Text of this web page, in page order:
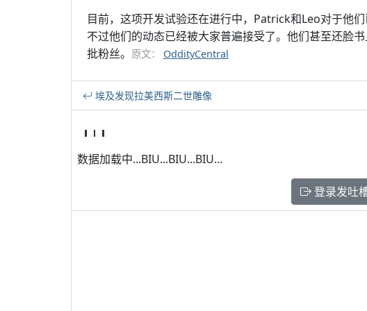
目前，这项开发试验还在进行中，Patrick和Leo对于他
不过他们的动态已经被大家普遍接受了。他们甚至还脸
批粉丝。 原文： OddityCentral
埃及发现拉美西斯二世雕像
数据加载中...BIU...BIU...BIU...
登录发吐